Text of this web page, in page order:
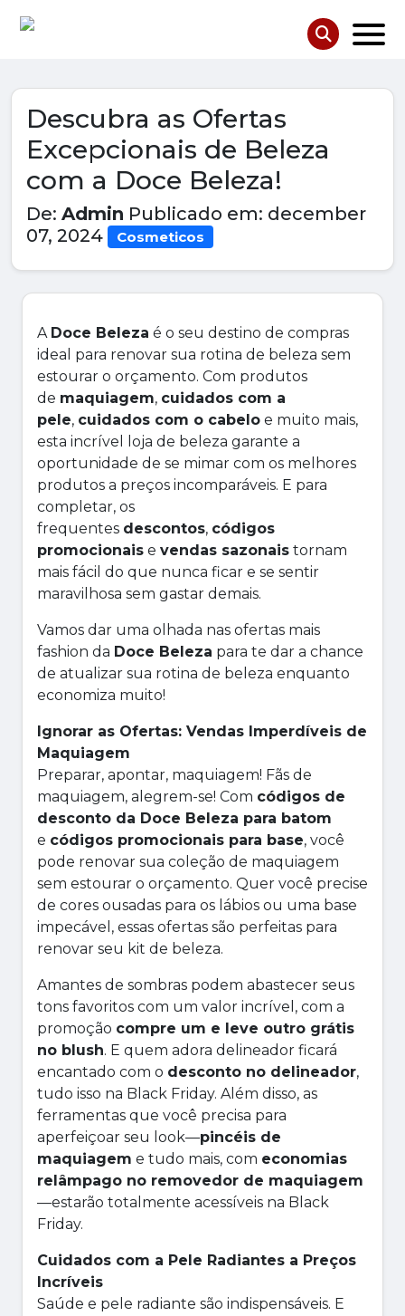
Descubra as Ofertas
Excepcionais de Beleza
com a Doce Beleza!
De: Admin Publicado em: december
07, 2024
Cosmeticos
A Doce Beleza é o seu destino de compras
ideal para renovar sua rotina de beleza sem
estourar o orçamento. Com produtos
de maquiagem, cuidados com a
pele, cuidados com o cabelo e muito mais,
esta incrível loja de beleza garante a
oportunidade de se mimar com os melhores
produtos a preços incomparáveis. E para
completar, os
frequentes descontos, códigos
promocionais e vendas sazonais tornam
mais fácil do que nunca ficar e se sentir
maravilhosa sem gastar demais.
Vamos dar uma olhada nas ofertas mais
fashion da Doce Beleza para te dar a chance
de atualizar sua rotina de beleza enquanto
economiza muito!
Ignorar as Ofertas: Vendas Imperdíveis de
Maquiagem
Preparar, apontar, maquiagem! Fãs de
maquiagem, alegrem-se! Com códigos de
desconto da Doce Beleza para batom
e códigos promocionais para base, você
pode renovar sua coleção de maquiagem
sem estourar o orçamento. Quer você precise
de cores ousadas para os lábios ou uma base
impecável, essas ofertas são perfeitas para
renovar seu kit de beleza.
Amantes de sombras podem abastecer seus
tons favoritos com um valor incrível, com a
promoção compre um e leve outro grátis
no blush. E quem adora delineador ficará
encantado com o desconto no delineador,
tudo isso na Black Friday. Além disso, as
ferramentas que você precisa para
aperfeiçoar seu look—pincéis de
maquiagem e tudo mais, com economias
relâmpago no removedor de maquiagem
—estarão totalmente acessíveis na Black
Friday.
Cuidados com a Pele Radiantes a Preços
Incríveis
Saúde e pele radiante são indispensáveis. E